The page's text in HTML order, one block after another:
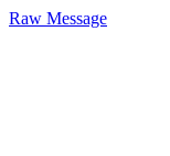
Raw Message